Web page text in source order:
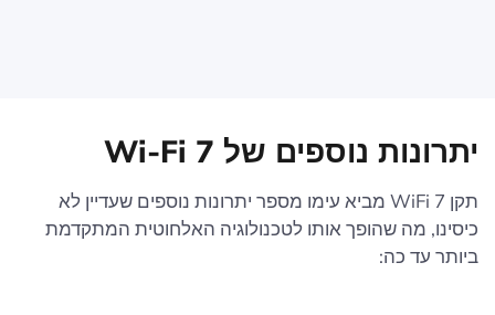
יתרונות נוספים של Wi-Fi 7
תקן WiFi 7 מביא עימו מספר יתרונות נוספים שעדיין לא
כיסינו, מה שהופך אותו לטכנולוגיה האלחוטית המתקדמת
ביותר עד כה: